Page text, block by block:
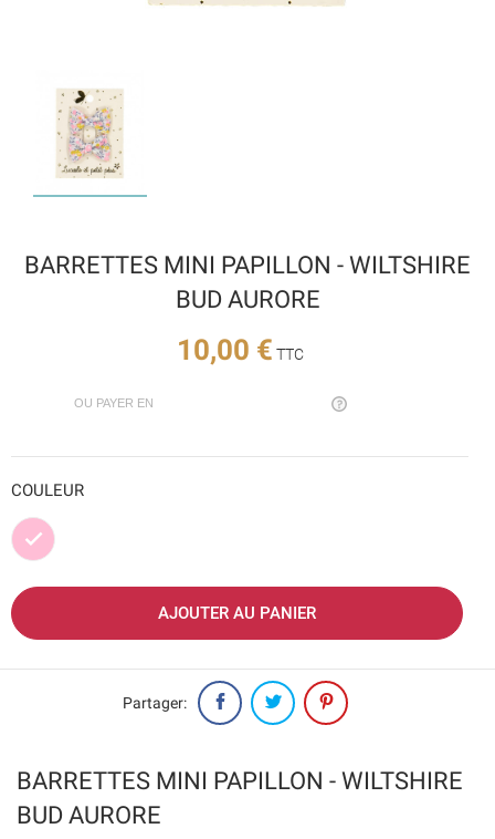
BARRETTES MINI PAPILLON - WILTSHIRE
BUD AURORE
BARRETTES MINI PAPILLON - WILTSHIRE
BUD AURORE
10,00 € TTC
OU PAYER EN
COULEUR
Rose
AJOUTER AU PANIER
Partager: